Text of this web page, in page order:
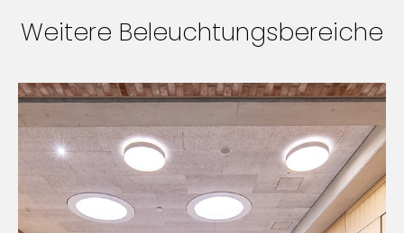
Weitere Beleuchtungsbereiche